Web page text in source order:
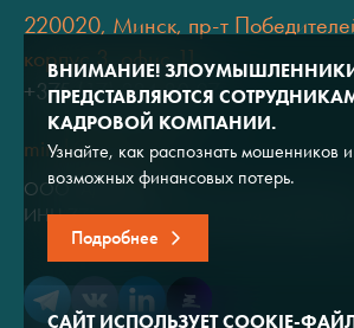
220020, Минск, пр-т
корпус 3, офис 11
+375 (17) 334 80 07
minsk@adviros.by
ООО "Адвирос"
ИНН 7714572528 / ОГРН
ВНИМАНИЕ!
ПРЕДСТАВЛЯЮТСЯ
КАДРОВОЙ КОМПАНИИ.
Узнайте, как распознать мошенников
возможных финансовых потерь.
Подробнее
САЙТ ИСПОЛЬЗУЕТ COOKIE-